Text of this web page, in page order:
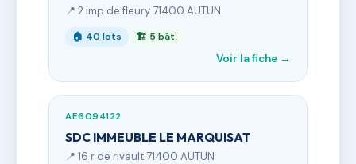
📍 2 imp de fleury 71400 AUTUN
🏠 40 lots 🏗 5 bât.
Voir la fiche →
AE6094122
SDC IMMEUBLE LE MARQUISAT
📍 16 r de rivault 71400 AUTUN